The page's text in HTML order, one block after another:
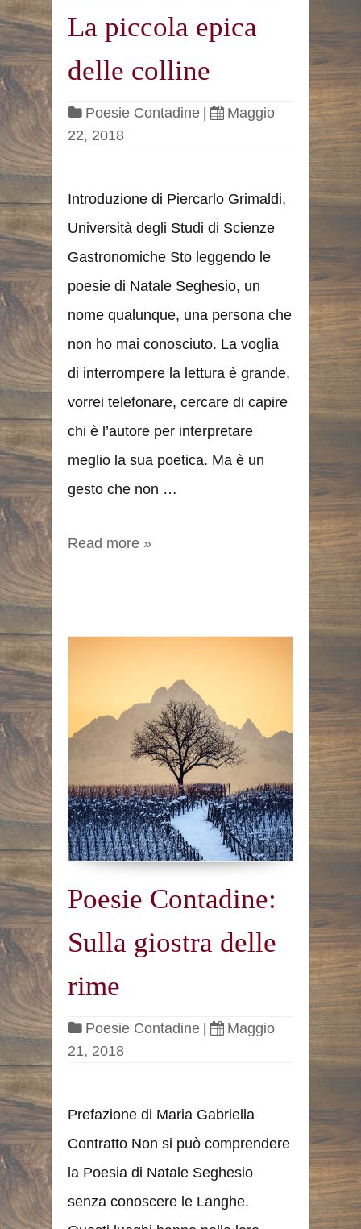
La piccola epica
delle colline
Poesie Contadine |
Maggio
22, 2018
Introduzione di Piercarlo Grimaldi,
Università degli Studi di Scienze
Gastronomiche Sto leggendo le
poesie di Natale Seghesio, un
nome qualunque, una persona che
non ho mai conosciuto. La voglia
di interrompere la lettura è grande,
vorrei telefonare, cercare di capire
chi è l’autore per interpretare
meglio la sua poetica. Ma è un
gesto che non …
Read more »
Poesie Contadine:
Sulla giostra delle
rime
Poesie Contadine |
Maggio
21, 2018
Prefazione di Maria Gabriella
Contratto Non si può comprendere
la Poesia di Natale Seghesio
senza conoscere le Langhe.